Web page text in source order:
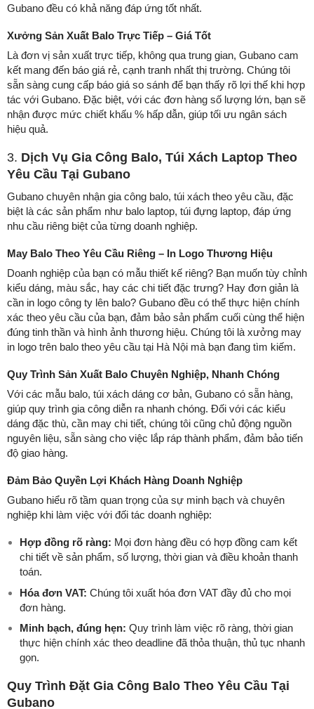
Gubano đều có khả năng đáp ứng tốt nhất.
Xưởng Sản Xuất Balo Trực Tiếp – Giá Tốt
Là đơn vị sản xuất trực tiếp, không qua trung gian, Gubano cam
kết mang đến báo giá rẻ, cạnh tranh nhất thị trường. Chúng tôi
sẵn sàng cung cấp báo giá so sánh để bạn thấy rõ lợi thế khi hợp
tác với Gubano. Đặc biệt, với các đơn hàng số lượng lớn, bạn sẽ
nhận được mức chiết khấu % hấp dẫn, giúp tối ưu ngân sách
hiệu quả.
3. Dịch Vụ Gia Công Balo, Túi Xách Laptop Theo
Yêu Cầu Tại Gubano
Gubano chuyên nhận gia công balo, túi xách theo yêu cầu, đặc
biệt là các sản phẩm như balo laptop, túi đựng laptop, đáp ứng
nhu cầu riêng biệt của từng doanh nghiệp.
May Balo Theo Yêu Cầu Riêng – In Logo Thương Hiệu
Doanh nghiệp của bạn có mẫu thiết kế riêng? Bạn muốn tùy chỉnh
kiểu dáng, màu sắc, hay các chi tiết đặc trưng? Hay đơn giản là
cần in logo công ty lên balo? Gubano đều có thể thực hiện chính
xác theo yêu cầu của bạn, đảm bảo sản phẩm cuối cùng thể hiện
đúng tinh thần và hình ảnh thương hiệu. Chúng tôi là xưởng may
in logo trên balo theo yêu cầu tại Hà Nội mà bạn đang tìm kiếm.
Quy Trình Sản Xuất Balo Chuyên Nghiệp, Nhanh Chóng
Với các mẫu balo, túi xách dáng cơ bản, Gubano có sẵn hàng,
giúp quy trình gia công diễn ra nhanh chóng. Đối với các kiểu
dáng đặc thù, cần may chi tiết, chúng tôi cũng chủ động nguồn
nguyên liệu, sẵn sàng cho việc lắp ráp thành phẩm, đảm bảo tiến
độ giao hàng.
Đảm Bảo Quyền Lợi Khách Hàng Doanh Nghiệp
Gubano hiểu rõ tầm quan trọng của sự minh bạch và chuyên
nghiệp khi làm việc với đối tác doanh nghiệp:
Hợp đồng rõ ràng: Mọi đơn hàng đều có hợp đồng cam kết
chi tiết về sản phẩm, số lượng, thời gian và điều khoản thanh
toán.
Hóa đơn VAT: Chúng tôi xuất hóa đơn VAT đầy đủ cho mọi
đơn hàng.
Minh bạch, đúng hẹn: Quy trình làm việc rõ ràng, thời gian
thực hiện chính xác theo deadline đã thỏa thuận, thủ tục nhanh
gọn.
Quy Trình Đặt Gia Công Balo Theo Yêu Cầu Tại
Gubano